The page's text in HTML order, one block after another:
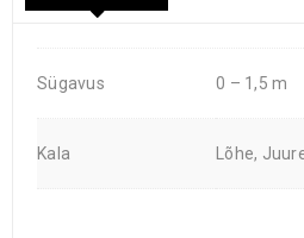
Sügavus 0 – 1,5 m
Kala Lõhe,